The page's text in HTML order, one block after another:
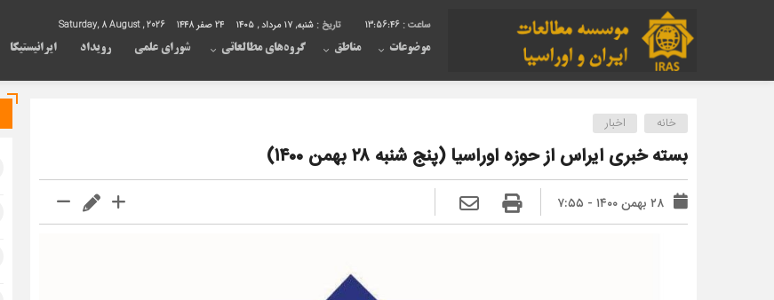
13:56:47 تاریخ : شنبه, ۱۷ مرداد , ۱۴۰۵ 24 صفر 1448
موضوعات مناطق گروه‌های مطالعاتی شورای علمی رویداد ایرانیستیکا
خانه اخبار
بسته خبری ایراس از حوزه اوراسیا (پنج شنبه ۲۸ بهمن ۱۴۰۰)
۲۸ بهمن ۱۴۰۰ - ۷:۵۵